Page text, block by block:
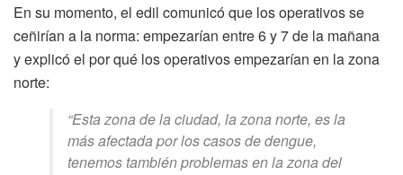
En su momento, el edil comunicó que los operativos se
ceñirían a la norma: empezarían entre 6 y 7 de la mañana
y explicó el por qué los operativos empezarían en la zona
norte:
“Esta zona de la ciudad, la zona norte, es la
más afectada por los casos de dengue,
tenemos también problemas en la zona del